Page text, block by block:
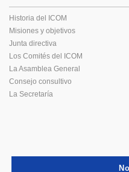
Historia del ICOM
Misiones y objetivos
Junta directiva
Los Comités del ICOM
La Asamblea General
Consejo consultivo
La Secretaría